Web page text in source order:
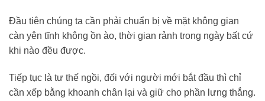
Đầu tiên chúng ta cần phải chuẩn bị về mặt không gian
càn yên tĩnh không ồn ào, thời gian rảnh trong ngày bất cứ
khi nào đều được.
Tiếp tục là tư thế ngồi, đối với người mới bắt đầu thì chỉ
cần xếp bằng khoanh chân lại và giữ cho phần lưng thẳng.